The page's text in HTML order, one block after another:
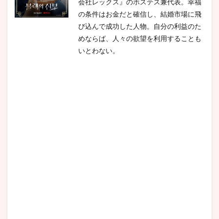
会社レックス』のホステス兼代表。幸福
の条件はお金だと確信し、結婚市場に飛
び込んで成功した人物。自分の利益のた
めならば、人々の欲望を利用することも
いとわない。